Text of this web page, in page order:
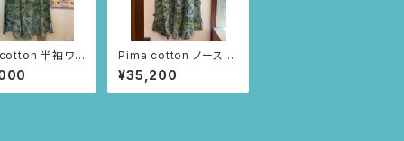
半袖ワン
(ダークネイビ
レース柄)
Pima cotton ノースリ
ーブドレス (ブラック/
レースとツタ柄)
¥35,200